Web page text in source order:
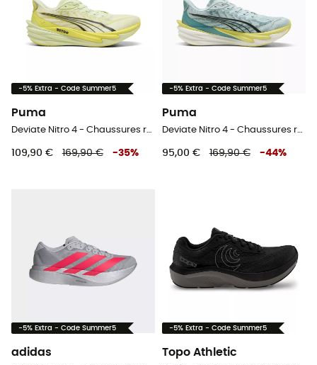
-5% Extra - Code Summer5
Puma
Deviate Nitro 4 - Chaussures running homme
109,90 € 169,90 € -35%
-5% Extra - Code Summer5
Puma
Deviate Nitro 4 - Chaussures running homme
95,00 € 169,90 € -44%
-5% Extra - Code Summer5
adidas
-5% Extra - Code Summer5
Topo Athletic